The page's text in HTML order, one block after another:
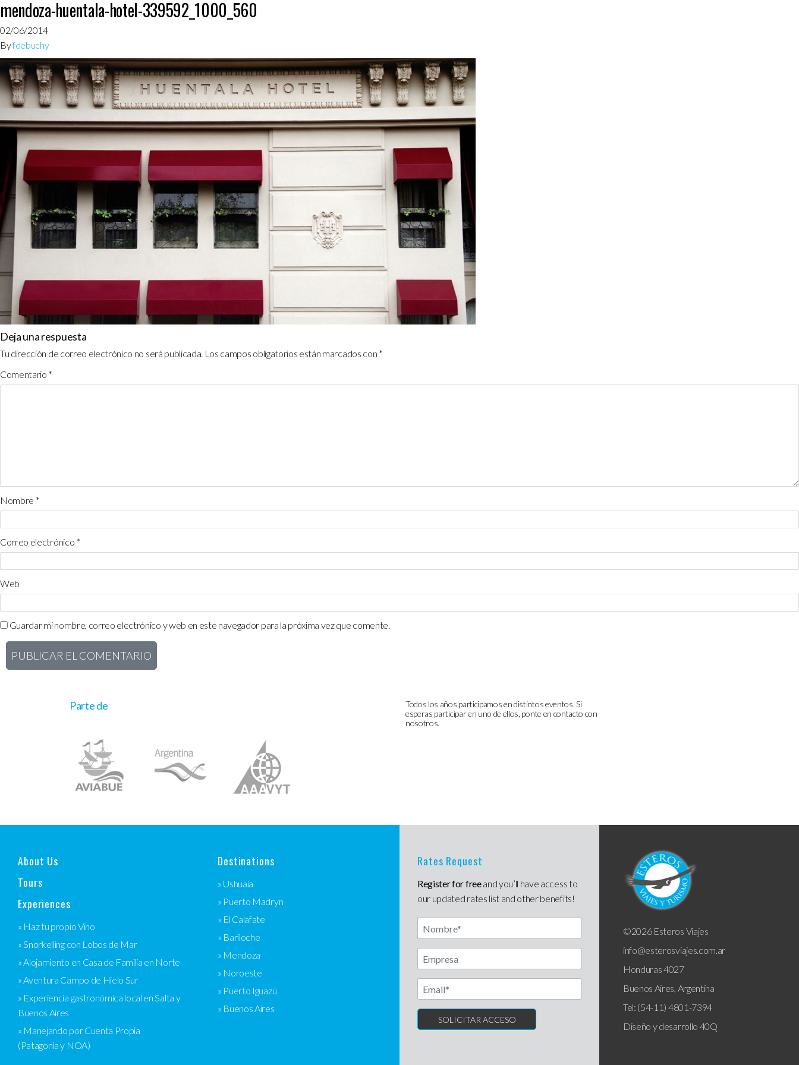
mendoza-huentala-hotel-339592_1000_560
02/06/2014
Byfdebuchy
Deja una respuesta
Tu dirección de correo electrónico no será publicada. Los campos obligatorios están marcados con *
Comentario *
Nombre *
Correo electrónico *
Web
Guardar mi nombre, correo electrónico y web en este navegador para la próxima vez que comente.
Parte de
Todos los años participamos en distintos eventos. Si
esperas participar en uno de ellos, ponte en contacto con
nosotros.
About Us
Tours
Experiences
» Haz tu propio Vino
» Snorkelling con Lobos de Mar
» Alojamiento en Casa de Familia en Norte
» Aventura Campo de Hielo Sur
» Experiencia gastronómica local en Salta y
Buenos Aires
» Manejando por Cuenta Propia
(Patagonia y NOA)
Destinations
» Ushuaia
» Puerto Madryn
» El Calafate
» Bariloche
» Mendoza
» Noroeste
» Puerto Iguazú
» Buenos Aires
Rates Request
Register for freeand you’ll have access to
our updated rates list and other benefits!
Nombre
Another label
©2026 Esteros Viajes
info@esterosviajes.com.ar
Honduras 4027
Buenos Aires, Argentina
Tel: (54-11) 4801-7394
Diseño y desarrollo 40Q